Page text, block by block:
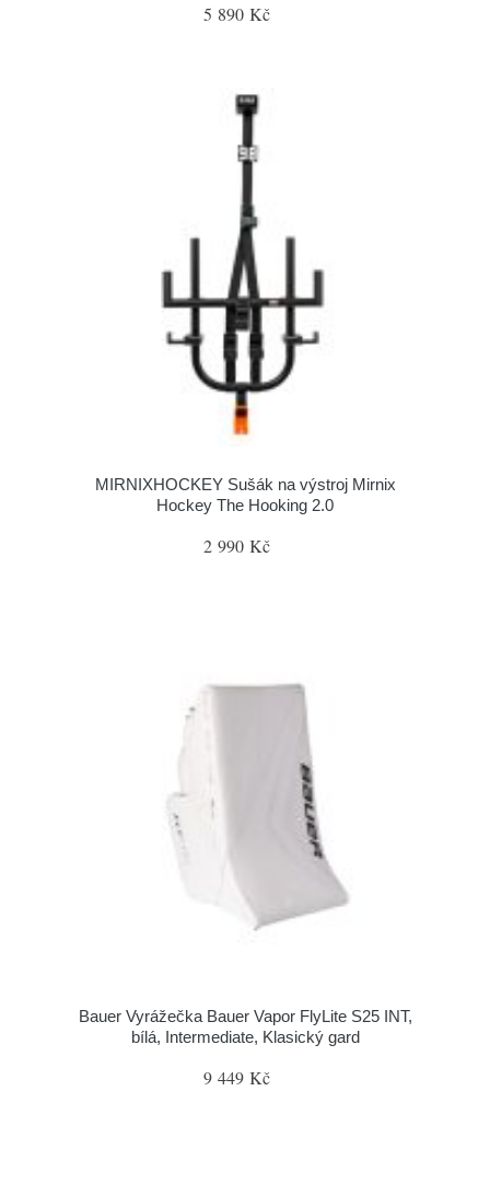
5 890 Kč
MIRNIXHOCKEY Sušák na výstroj Mirnix
Hockey The Hooking 2.0
2 990 Kč
Bauer Vyrážečka Bauer Vapor FlyLite S25 INT,
bílá, Intermediate, Klasický gard
9 449 Kč